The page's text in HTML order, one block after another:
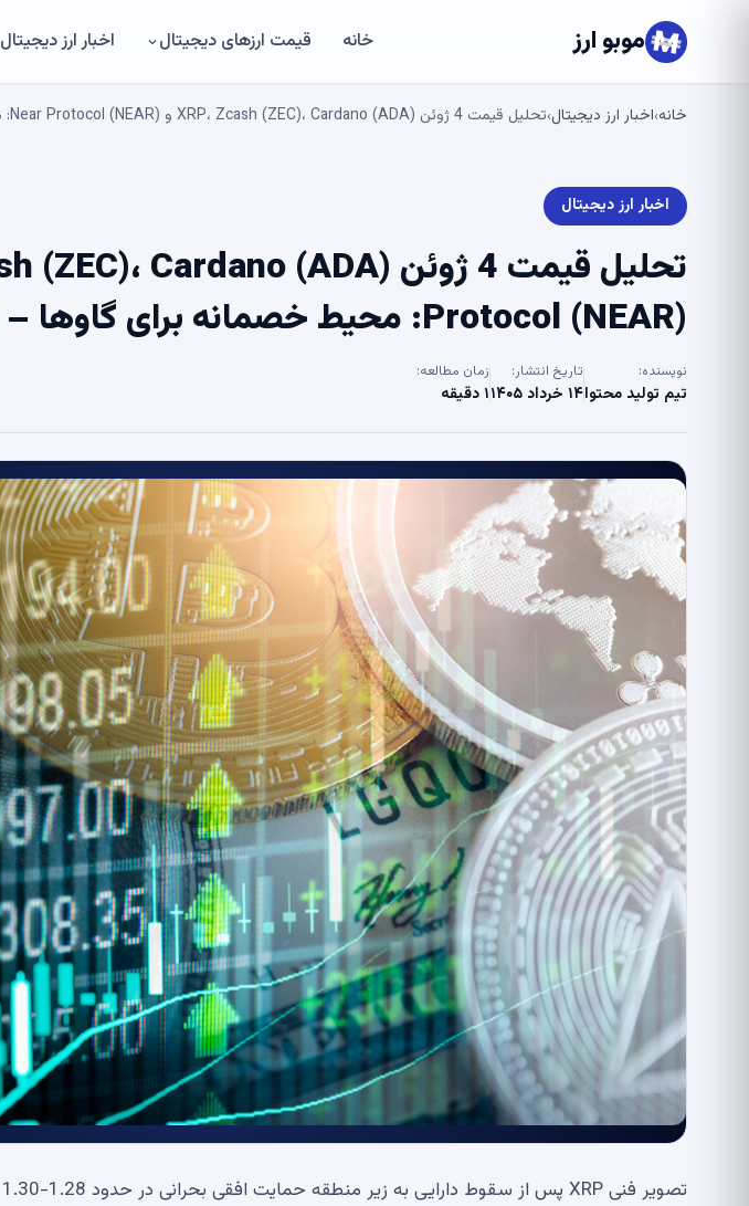
موبو ارز خانه قیمت ارزهای دیجیتال اخبار ارز دیجیتال
خانه›اخبار ارز دیجیتال›تحلیل قیمت 4 ژوئن XRP، Zcash (ZEC)، Cardano (ADA) و Near Protocol (NEAR): محیط خصمانه برای گاوها – U.Today
اخبار ارز دیجیتال
Protocol (NEAR): محیط خصمانه برای گاوها – U.Today
نویسنده:
تیم تولید محتوا
تاریخ انتشار:
۱۴ خرداد ۱۴۰۵
زمان مطالعه:
۱ دقیقه